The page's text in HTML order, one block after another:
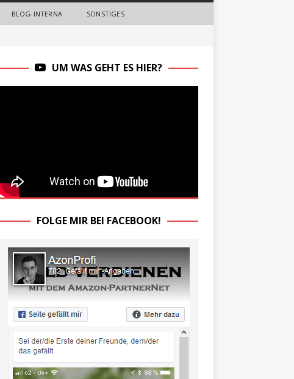
BLOG-INTERNA SONSTIGES
UM WAS GEHT ES HIER?
FOLGE MIR BEI FACEBOOK!